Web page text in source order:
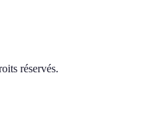
réservés.